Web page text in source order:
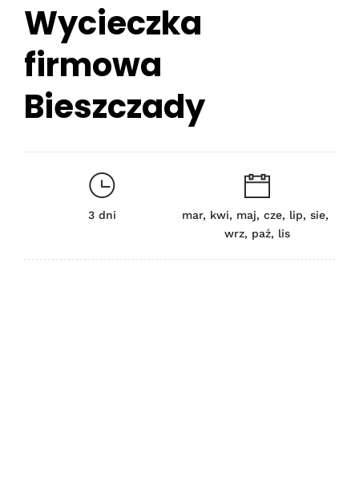
Wycieczka
firmowa
Bieszczady
3 dni
mar, kwi, maj, cze, lip, sie,
wrz, paź, lis